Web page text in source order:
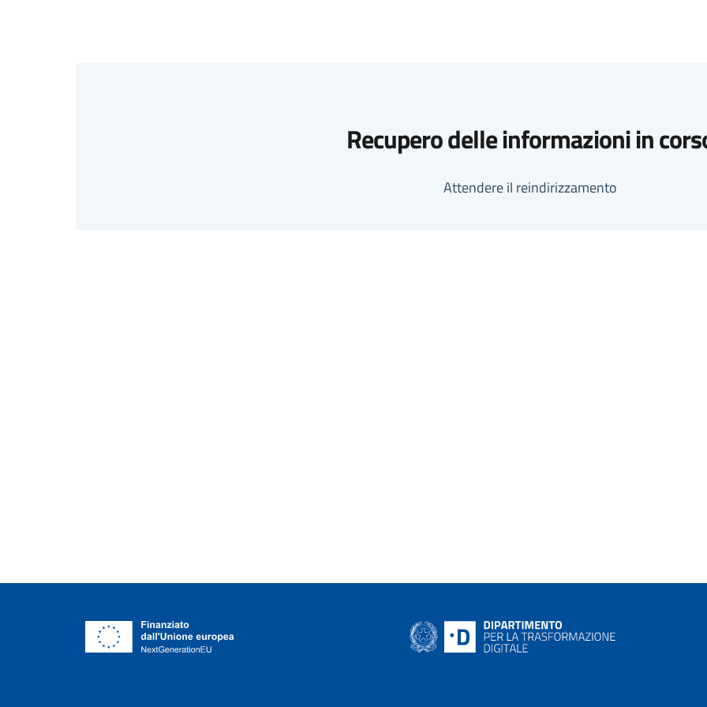
Recupero delle informazioni in
Attendere il reindirizzamento